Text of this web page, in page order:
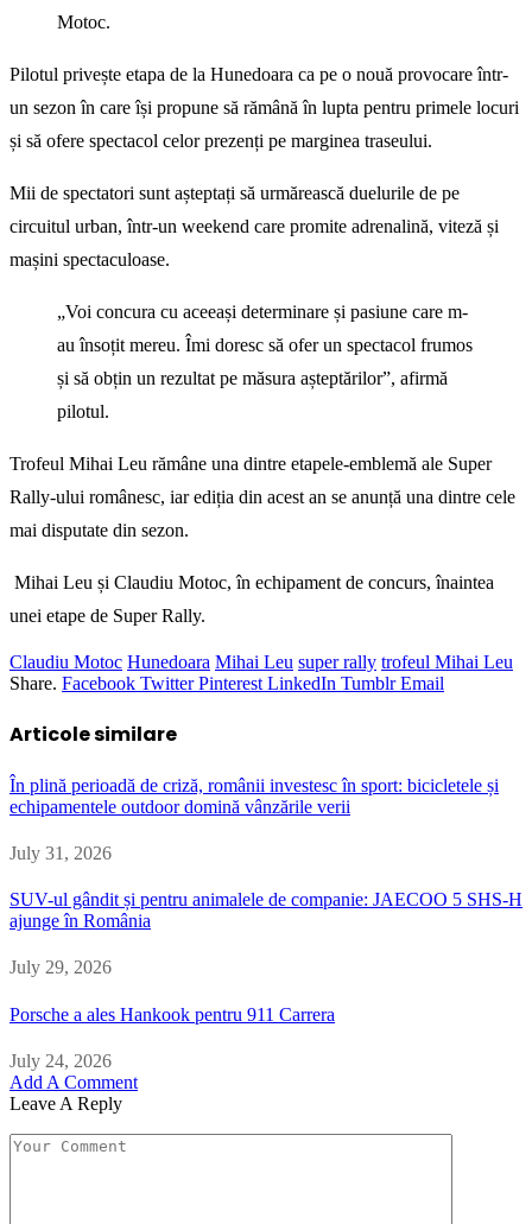
Motoc.
Pilotul privește etapa de la Hunedoara ca pe o nouă provocare într-
un sezon în care își propune să rămână în lupta pentru primele locuri
și să ofere spectacol celor prezenți pe marginea traseului.
Mii de spectatori sunt așteptați să urmărească duelurile de pe
circuitul urban, într-un weekend care promite adrenalină, viteză și
mașini spectaculoase.
„Voi concura cu aceeași determinare și pasiune care m-
au însoțit mereu. Îmi doresc să ofer un spectacol frumos
și să obțin un rezultat pe măsura așteptărilor”, afirmă
pilotul.
Trofeul Mihai Leu rămâne una dintre etapele-emblemă ale Super
Rally-ului românesc, iar ediția din acest an se anunță una dintre cele
mai disputate din sezon.
Mihai Leu și Claudiu Motoc, în echipament de concurs, înaintea
unei etape de Super Rally.
Claudiu Motoc Hunedoara Mihai Leu super rally trofeul Mihai Leu
Share. Facebook Twitter Pinterest LinkedIn Tumblr Email
Articole similare
În plină perioadă de criză, românii investesc în sport: bicicletele și
echipamentele outdoor domină vânzările verii
July 31, 2026
SUV-ul gândit și pentru animalele de companie: JAECOO 5 SHS-H
ajunge în România
July 29, 2026
Porsche a ales Hankook pentru 911 Carrera
July 24, 2026
Add A Comment
Leave A Reply